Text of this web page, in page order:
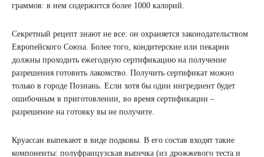
граммов: в нем содержится более 1000 калорий.
Секретный рецепт знают не все: он охраняется законодательством
Европейского Союза. Более того, кондитерские или пекарни
должны проходить ежегодную сертификацию на получение
разрешения готовить лакомство. Получить сертификат можно
только в городе Познань. Если хотя бы один ингредиент будет
ошибочным в приготовлении, во время сертификации –
разрешение на готовку вы не получите.
Круассан выпекают в виде подковы. В его состав входят такие
компоненты: полуфранцузская выпечка (из дрожжевого теста и